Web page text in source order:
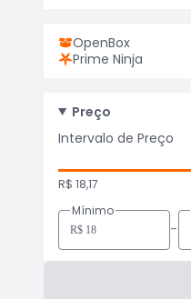
OpenBox
Prime Ninja
Preço
Intervalo de Preço
R$ 18,17
Mínimo
-